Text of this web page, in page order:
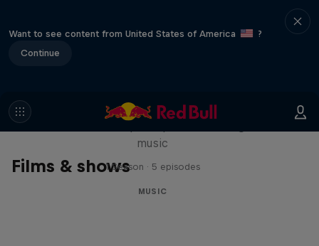
Want to see content from United States of America
?
Continue
Films & shows
Diggin' in the Carts
music
1 Season · 5 episodes
MUSIC